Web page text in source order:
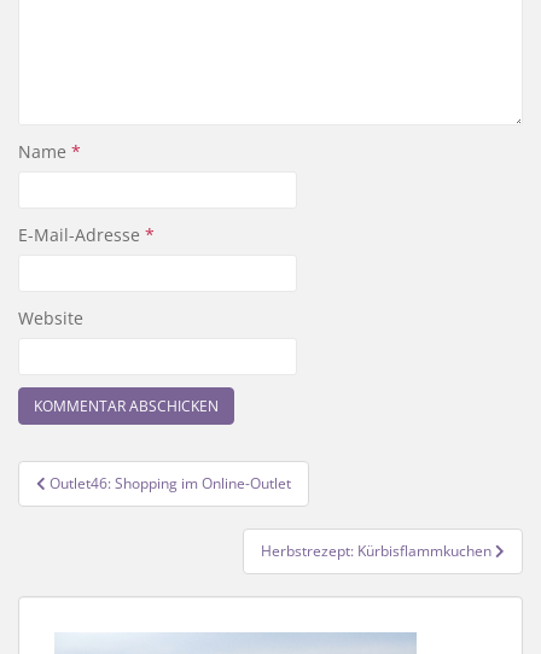
Name *
E-Mail-Adresse *
Website
Beitragsnavigation
Outlet46: Shopping im Online-Outlet
Herbstrezept: Kürbisflammkuchen